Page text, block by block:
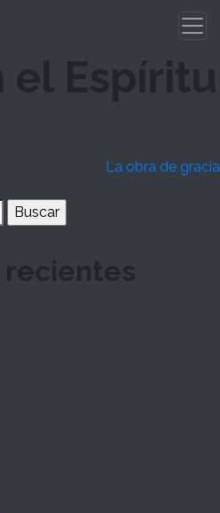
Espíritu
La obra de gracia
recientes